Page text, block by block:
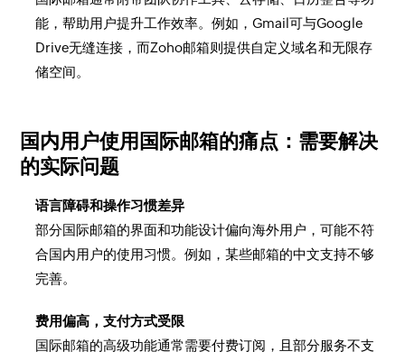
能，帮助用户提升工作效率。例如，Gmail可与Google
Drive无缝连接，而Zoho邮箱则提供自定义域名和无限存
储空间。
国内用户使用国际邮箱的痛点：需要解决
的实际问题
语言障碍和操作习惯差异
部分国际邮箱的界面和功能设计偏向海外用户，可能不符
合国内用户的使用习惯。例如，某些邮箱的中文支持不够
完善。
费用偏高，支付方式受限
国际邮箱的高级功能通常需要付费订阅，且部分服务不支